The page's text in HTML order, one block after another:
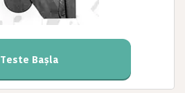
Teste Başla